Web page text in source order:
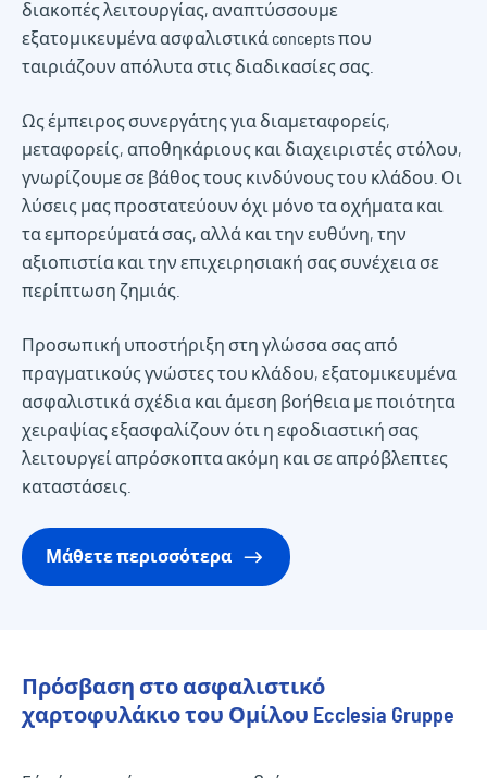
διακοπές λειτουργίας, αναπτύσσουμε
εξατομικευμένα ασφαλιστικά concepts που
ταιριάζουν απόλυτα στις διαδικασίες σας.
Ως έμπειρος συνεργάτης για διαμεταφορείς,
μεταφορείς, αποθηκάριους και διαχειριστές στόλου,
γνωρίζουμε σε βάθος τους κινδύνους του κλάδου. Οι
λύσεις μας προστατεύουν όχι μόνο τα οχήματα και
τα εμπορεύματά σας, αλλά και την ευθύνη, την
αξιοπιστία και την επιχειρησιακή σας συνέχεια σε
περίπτωση ζημιάς.
Προσωπική υποστήριξη στη γλώσσα σας από
πραγματικούς γνώστες του κλάδου, εξατομικευμένα
ασφαλιστικά σχέδια και άμεση βοήθεια με ποιότητα
χειραψίας εξασφαλίζουν ότι η εφοδιαστική σας
λειτουργεί απρόσκοπτα ακόμη και σε απρόβλεπτες
καταστάσεις.
Μάθετε περισσότερα
Πρόσβαση στο ασφαλιστικό
χαρτοφυλάκιο του Ομίλου Ecclesia Gruppe